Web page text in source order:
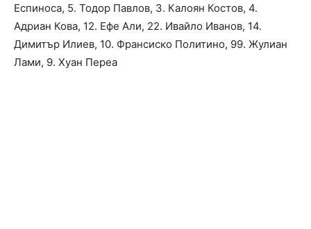
Еспиноса, 5. Тодор Павлов, 3. Калоян Костов, 4.
Адриан Кова, 12. Ефе Али, 22. Ивайло Иванов, 14.
Димитър Илиев, 10. Франсиско Политино, 99. Жулиан
Лами, 9. Хуан Переа